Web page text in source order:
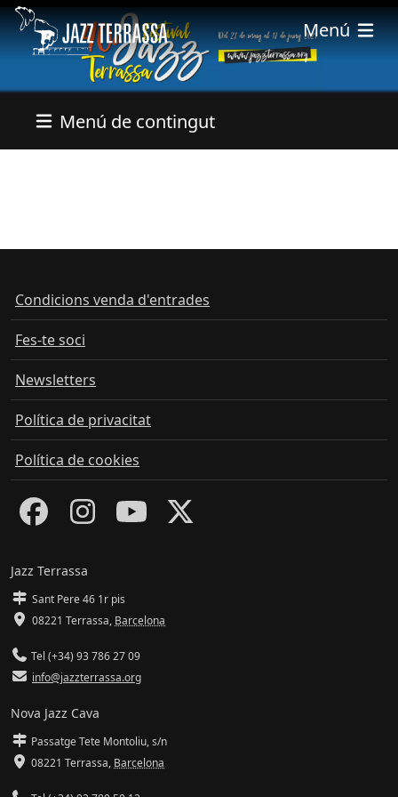
Vés al contingut
Menú
Menú de contingut
Condicions venda d'entrades
Fes-te soci
Newsletters
Política de privacitat
Política de cookies
Jazz Terrassa
Sant Pere 46 1r pis
08221 Terrassa, Barcelona
Tel (+34) 93 786 27 09
info@jazzterrassa.org
Nova Jazz Cava
Passatge Tete Montoliu, s/n
08221 Terrassa, Barcelona